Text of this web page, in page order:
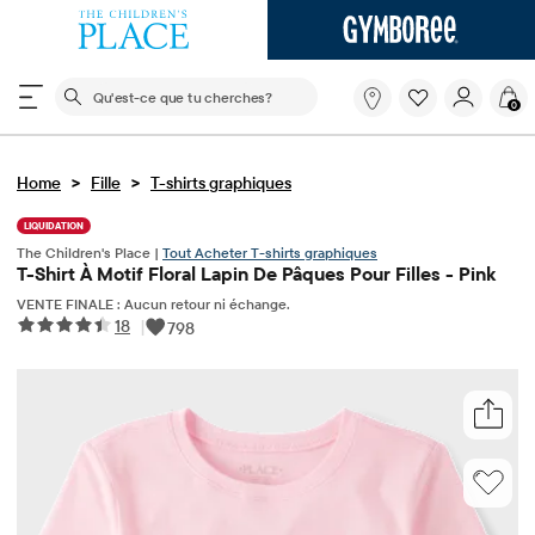
Le champ de recherche ci-dessous filtre les
Qu'est-
que
0
Home > Fille > T-shirts graphiques
LIQUIDATION
The Children's Place | Tout Acheter T-shirts graphiques
T-Shirt À Motif Floral Lapin De Pâques Pour Filles - Pink
VENTE FINALE : Aucun retour ni échange.
18 | 798